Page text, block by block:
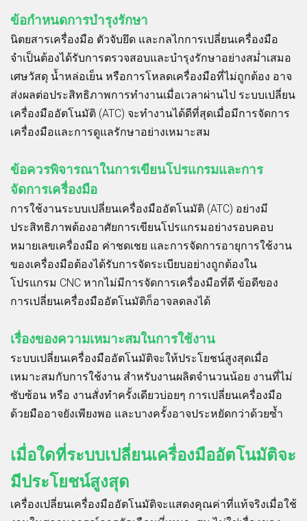
ข้อกำหนดการบำรุงรักษา
นิตยสารเครื่องมือ ตัวจับยึด และกลไกการเปลี่ยนเครื่องมือ
จำเป็นต้องได้รับการตรวจสอบและบำรุงรักษาอย่างสม่ำเสมอ
เศษวัสดุ น้ำหล่อเย็น หรือการโหลดเครื่องมือที่ไม่ถูกต้อง อาจ
ส่งผลต่อประสิทธิภาพการทำงานเมื่อเวลาผ่านไป ระบบเปลี่ยน
เครื่องมืออัตโนมัติ (ATC) จะทำงานได้ดีที่สุดเมื่อมีการจัดการ
เครื่องมือและการดูแลรักษาอย่างเหมาะสม
ข้อควรพิจารณาในการเขียนโปรแกรมและการ
จัดการเครื่องมือ
การใช้งานระบบเปลี่ยนเครื่องมืออัตโนมัติ (ATC) อย่างมี
ประสิทธิภาพต้องอาศัยการเขียนโปรแกรมอย่างรอบคอบ
หมายเลขเครื่องมือ ค่าชดเชย และการจัดการอายุการใช้งาน
ของเครื่องมือต้องได้รับการจัดระเบียบอย่างถูกต้องใน
โปรแกรม CNC หากไม่มีการจัดการเครื่องมือที่ดี ข้อดีของ
การเปลี่ยนเครื่องมืออัตโนมัติก็อาจลดลงได้
เรื่องของความเหมาะสมในการใช้งาน
ระบบเปลี่ยนเครื่องมืออัตโนมัติจะให้ประโยชน์สูงสุดเมื่อ
เหมาะสมกับการใช้งาน สำหรับงานผลิตจำนวนน้อย งานที่ไม่
ซับซ้อน หรือ งานสั่งทำครั้งเดียวบ่อยๆ การเปลี่ยนเครื่องมือ
ด้วยมืออาจยังเพียงพอ และบางครั้งอาจประหยัดกว่าด้วยซ้ำ
เมื่อใดที่ระบบเปลี่ยนเครื่องมืออัตโนมัติจะ
มีประโยชน์สูงสุด
เครื่องเปลี่ยนเครื่องมืออัตโนมัติจะแสดงคุณค่าที่แท้จริงเมื่อใช้